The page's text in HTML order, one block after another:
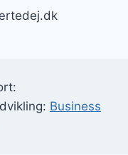
Business